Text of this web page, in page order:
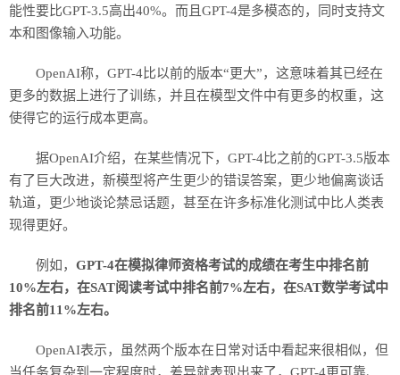
能性要比GPT-3.5高出40%。而且GPT-4是多模态的，同时支持文
本和图像输入功能。
OpenAI称，GPT-4比以前的版本“更大”，这意味着其已经在
更多的数据上进行了训练，并且在模型文件中有更多的权重，这
使得它的运行成本更高。
据OpenAI介绍，在某些情况下，GPT-4比之前的GPT-3.5版本
有了巨大改进，新模型将产生更少的错误答案，更少地偏离谈话
轨道，更少地谈论禁忌话题，甚至在许多标准化测试中比人类表
现得更好。
例如， GPT-4在模拟律师资格考试的成绩在考生中排名前
10%左右，在SAT阅读考试中排名前7%左右，在SAT数学考试中
排名前11%左右。
OpenAI表示，虽然两个版本在日常对话中看起来很相似，但